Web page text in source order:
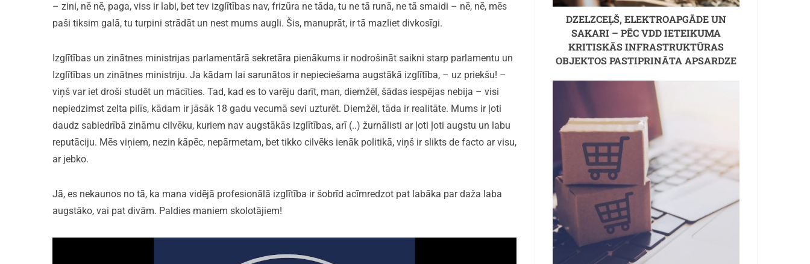
– zini, nē nē, paga, viss ir labi, bet tev izglītības nav, frizūra ne tāda, tu ne tā runā, ne tā smaidi – nē, nē, mēs
paši tiksim galā, tu turpini strādāt un nest mums augli. Šis, manuprāt, ir tā mazliet divkosīgi.
Izglītības un zinātnes ministrijas parlamentārā sekretāra pienākums ir nodrošināt saikni starp parlamentu un
Izglītības un zinātnes ministriju. Ja kādam lai sarunātos ir nepieciešama augstākā izglītība, – uz priekšu! –
viņš var iet droši studēt un mācīties. Tad, kad es to varēju darīt, man, diemžēl, šādas iespējas nebija – visi
nepiedzimst zelta pilīs, kādam ir jāsāk 18 gadu vecumā sevi uzturēt. Diemžēl, tāda ir realitāte. Mums ir ļoti
daudz sabiedrībā zināmu cilvēku, kuriem nav augstākās izglītības, arī (..) žurnālisti ar ļoti ļoti augstu un labu
reputāciju. Mēs viņiem, nezin kāpēc, nepārmetam, bet tikko cilvēks ienāk politikā, viņš ir slikts de facto ar visu,
ar jebko.
Jā, es nekaunos no tā, ka mana vidējā profesionālā izglītība ir šobrīd acīmredzot pat labāka par daža laba
augstāko, vai pat divām. Paldies maniem skolotājiem!
DZELZCEĻŠ, ELEKTROAPGĀDE UN
SAKARI – PĒC VDD IETEIKUMA
KRITISKĀS INFRASTRUKTŪRAS
OBJEKTOS PASTIPRINĀTA APSARDZE